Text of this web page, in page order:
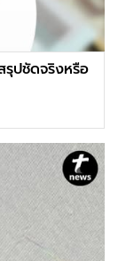
รุปชัดจริงหรือ